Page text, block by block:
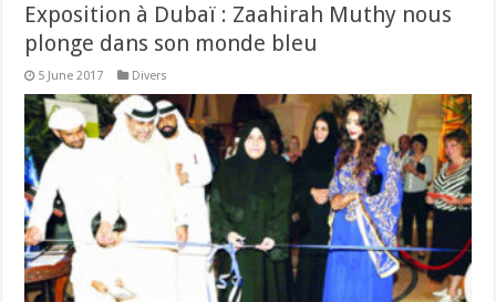
Exposition à Dubaï : Zaahirah Muthy nous
plonge dans son monde bleu
5 June 2017 Divers